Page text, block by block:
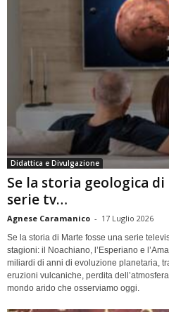
Didattica e Divulgazione
Se la storia geologica
serie tv…
Agnese Caramanico - 17 Luglio 2026
Se la storia di Marte fosse una serie
stagioni: il Noachiano, l’Esperiano e
miliardi di anni di evoluzione planetaria,
eruzioni vulcaniche, perdita
mondo arido che osserviamo oggi.